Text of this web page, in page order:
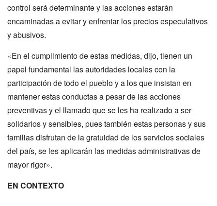
control será determinante y las acciones estarán
encaminadas a evitar y enfrentar los precios especulativos
y abusivos.
«En el cumplimiento de estas medidas, dijo, tienen un
papel fundamental las autoridades locales con la
participación de todo el pueblo y a los que insistan en
mantener estas conductas a pesar de las acciones
preventivas y el llamado que se les ha realizado a ser
solidarios y sensibles, pues también estas personas y sus
familias disfrutan de la gratuidad de los servicios sociales
del país, se les aplicarán las medidas administrativas de
mayor rigor».
EN CONTEXTO